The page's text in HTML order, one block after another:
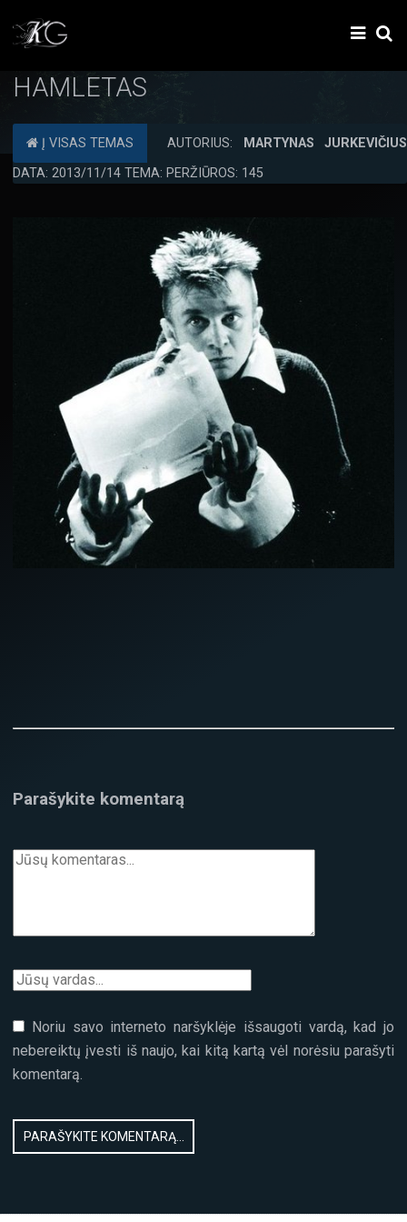
HAMLETAS
Į VISAS TEMAS AUTORIUS:
MARTYNAS JURKEVIČIUS
DATA: 2013/11/14 TEMA: PERŽIŪROS: 145
Parašykite komentarą
Noriu savo interneto naršyklėje išsaugoti vardą, kad jo
nebereiktų įvesti iš naujo, kai kitą kartą vėl norėsiu parašyti
komentarą.